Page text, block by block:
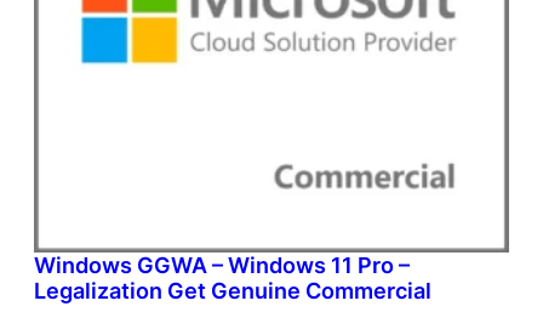
Windows GGWA – Windows 11 Pro –
Legalization Get Genuine Commercial